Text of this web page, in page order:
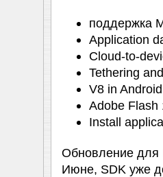
поддержка
Application
Cloud-to-
Tethering
V8 in
Adobe Flash
Install
Обновление для
Июне, SDK уже